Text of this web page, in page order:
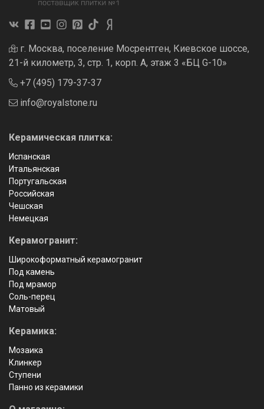
г. Москва, поселение Мосрентген, Киевское шоссе,
21-й километр, 3, стр. 1, корп. А, этаж 3 «БЦ G-10»
+7 (495) 179-37-37
info@royalstone.ru
Керамическая плитка:
Испанская
Итальянская
Португальская
Российская
Чешская
Немецкая
Керамогранит:
Широкоформатный керамогранит
Под камень
Под мрамор
Соль-перец
Матовый
Керамика:
Мозаика
Клинкер
Ступени
Панно из керамики